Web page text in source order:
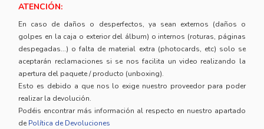
ATENCIÓN:
En caso de daños o desperfectos, ya sean externos (daños o
golpes en la caja o exterior del álbum) o internos (roturas, páginas
despegadas...) o falta de material extra (photocards, etc) solo se
aceptarán reclamaciones si se nos facilita un video realizando la
apertura del paquete / producto (unboxing).
Esto es debido a que nos lo exige nuestro proveedor para poder
realizar la devolución.
Podéis encontrar más información al respecto en nuestro apartado
de Política de Devoluciones